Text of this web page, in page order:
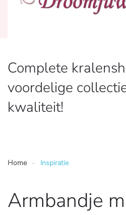
Complete
voordelige
kwaliteit!
Home Inspiratie
Armbandje